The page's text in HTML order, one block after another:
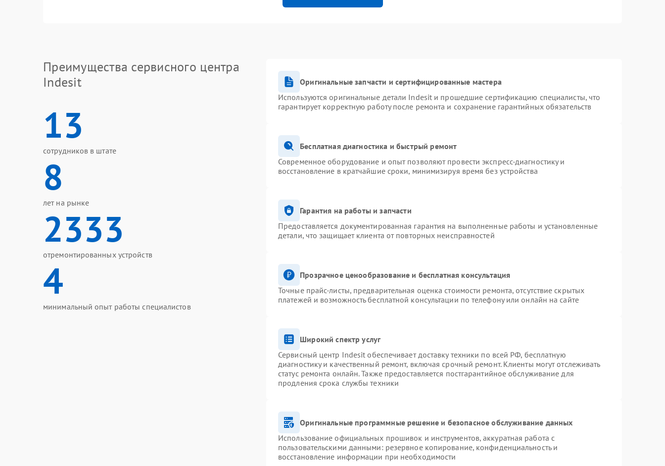
Преимущества сервисного центра
Indesit
13
сотрудников в штате
8
лет на рынке
2333
отремонтированных устройств
4
минимальный опыт работы специалистов
Оригинальные запчасти и сертифицированные мастера
Используются оригинальные детали Indesit и прошедшие сертификацию специалисты, что
гарантирует корректную работу после ремонта и сохранение гарантийных обязательств
Бесплатная диагностика и быстрый ремонт
Современное оборудование и опыт позволяют провести экспресс-диагностику и
восстановление в кратчайшие сроки, минимизируя время без устройства
Гарантия на работы и запчасти
Предоставляется документированная гарантия на выполненные работы и установленные
детали, что защищает клиента от повторных неисправностей
Прозрачное ценообразование и бесплатная консультация
Точные прайс-листы, предварительная оценка стоимости ремонта, отсутствие скрытых
платежей и возможность бесплатной консультации по телефону или онлайн на сайте
Широкий спектр услуг
Сервисный центр Indesit обеспечивает доставку техники по всей РФ, бесплатную
диагностику и качественный ремонт, включая срочный ремонт. Клиенты могут отслеживать
статус ремонта онлайн. Также предоставляется постгарантийное обслуживание для
продления срока службы техники
Оригинальные программные решение и безопасное обслуживание данных
Использование официальных прошивок и инструментов, аккуратная работа с
пользовательскими данными: резервное копирование, конфиденциальность и
восстановление информации при необходимости